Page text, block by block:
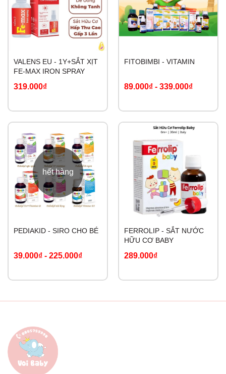
VALENS EU - 1Y+SẮT XỊT
FE-MAX IRON SPRAY
319.000₫
FITOBIMBI - VITAMIN
89.000₫ - 339.000₫
hết hàng
PEDIAKID - SIRO CHO BÉ
39.000₫ - 225.000₫
FERROLIP - SẮT NƯỚC
HỮU CƠ BABY
289.000₫